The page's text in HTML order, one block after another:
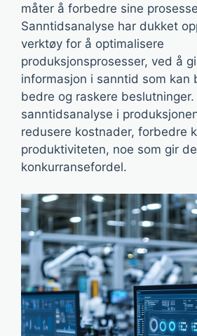
måter å forbedre sine
Sanntidsanalyse har dukket
verktøy for å optimalisere
produksjonsprosesser, ved å
informasjon i sanntid som kan
bedre og raskere
sanntidsanalyse i
redusere kostnader, forbedre
produktiviteten, noe som gir
konkurransefordel.